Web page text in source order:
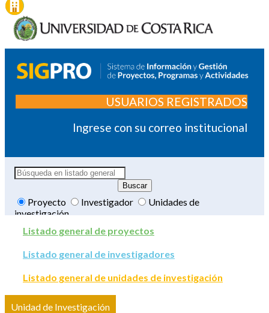
USUARIOS REGISTRADOS
Ingrese con su correo institucional
Proyecto Investigador
Unidades de
investigación
Listado general de proyectos
Listado general de investigadores
Listado general de unidades de investigación
Unidad de Investigación